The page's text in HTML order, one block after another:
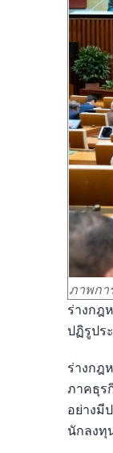
ภาพกา
ร่างกฎ
ปฏิรูปร
ร่างกฎ
ภาคธุร
อย่างมี
นักลงทุ